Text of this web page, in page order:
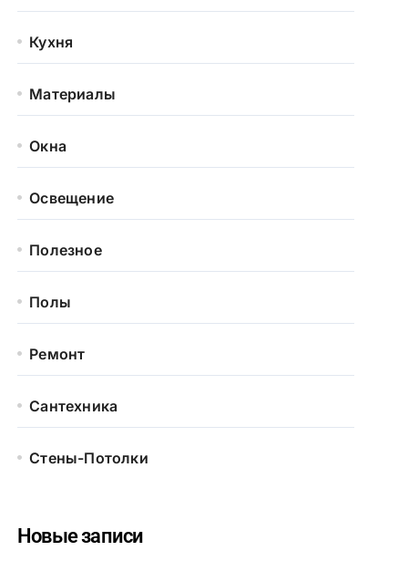
Кухня
Материалы
Окна
Освещение
Полезное
Полы
Ремонт
Сантехника
Стены-Потолки
Новые записи